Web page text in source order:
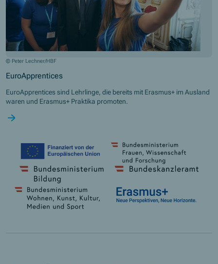
© Peter Lechner/HBF
EuroApprentices besuchen den Bundespräsidenten
EuroApprentices
EuroApprentices sind Lehrlinge, die bereits mit Erasmus+ im Ausland
waren und Erasmus+ Praktika promoten.